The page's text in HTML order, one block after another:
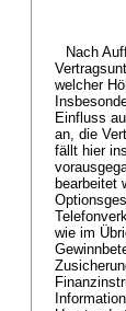
Nach
welcher
Einfluss
an, die
fällt hier
bearbeitet
wie im